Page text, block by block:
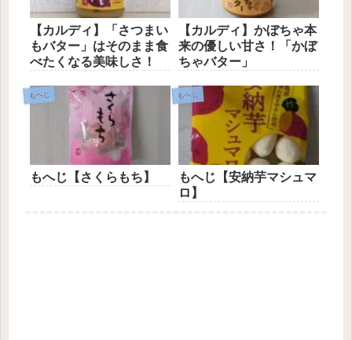
【カルディ】「さつまい
もバター」はそのまま食
べたくなる美味しさ！
【カルディ】かぼちゃ本
来の優しい甘さ！「かぼ
ちゃバター」
もへじ
もへじ【さくらもち】
もへじ
もへじ【安納芋マシュマ
ロ】